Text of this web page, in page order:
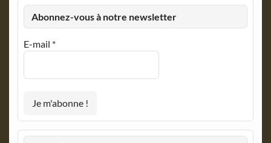
Abonnez-vous à notre newsletter
E-mail *